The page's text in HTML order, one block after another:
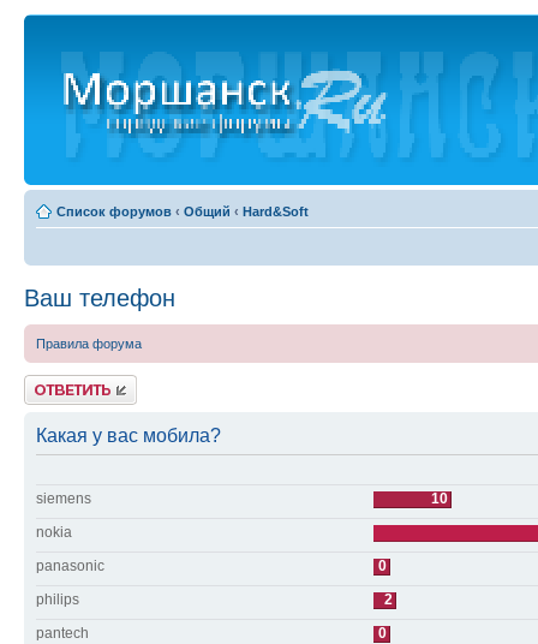
Список форумов ‹ Общий ‹ Hard&Soft
Ваш телефон
Правила форума
Ответить
Какая у вас мобила?
siemens
10
nokia
panasonic
0
philips
2
pantech
0